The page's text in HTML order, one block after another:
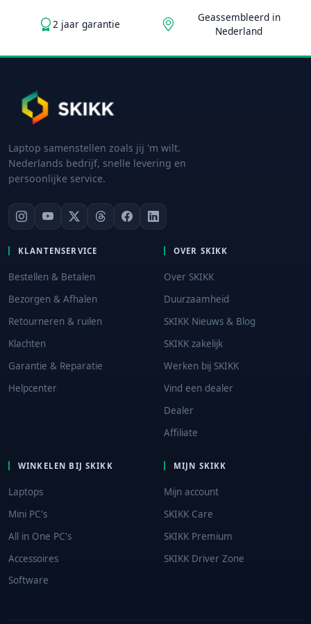
2 jaar garantie
Geassembleerd in
Nederland
Laptop samenstellen zoals jij 'm wilt.
Nederlands bedrijf, snelle levering en
persoonlijke service.
KLANTENSERVICE
Bestellen & Betalen
Bezorgen & Afhalen
Retourneren & ruilen
Klachten
Garantie & Reparatie
Helpcenter
OVER SKIKK
Over SKIKK
Duurzaamheid
SKIKK Nieuws & Blog
SKIKK zakelijk
Werken bij SKIKK
Vind een dealer
Dealer
Affiliate
WINKELEN BIJ SKIKK
Laptops
Mini PC's
All in One PC's
Accessoires
Software
MIJN SKIKK
Mijn account
SKIKK Care
SKIKK Premium
SKIKK Driver Zone